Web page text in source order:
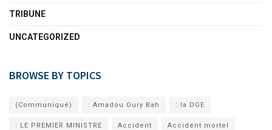
TRIBUNE
UNCATEGORIZED
BROWSE BY TOPICS
(Communiqué) : Amadou Oury Bah : la DGE
: LE PREMIER MINISTRE Accident Accident mortel